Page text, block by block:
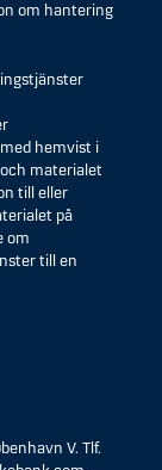
om hantering
hemvist i
och materialet
till eller
på
om
till en
V. Tlf.